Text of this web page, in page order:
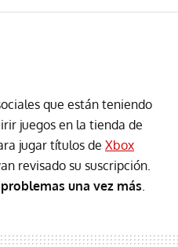
que están teniendo
juegos en la tienda de
jugar títulos de Xbox
revisado su suscripción.
una vez más.